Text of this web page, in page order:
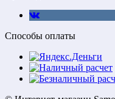
Способы оплаты